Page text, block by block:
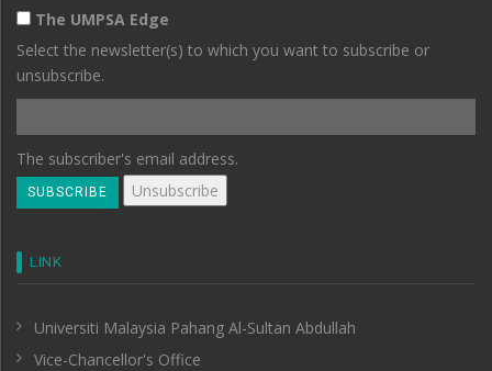
The UMPSA Edge
Select the newsletter(s) to which you want to subscribe or
unsubscribe.
The subscriber's email address.
LINK
Universiti Malaysia Pahang Al-Sultan Abdullah
Vice-Chancellor's Office